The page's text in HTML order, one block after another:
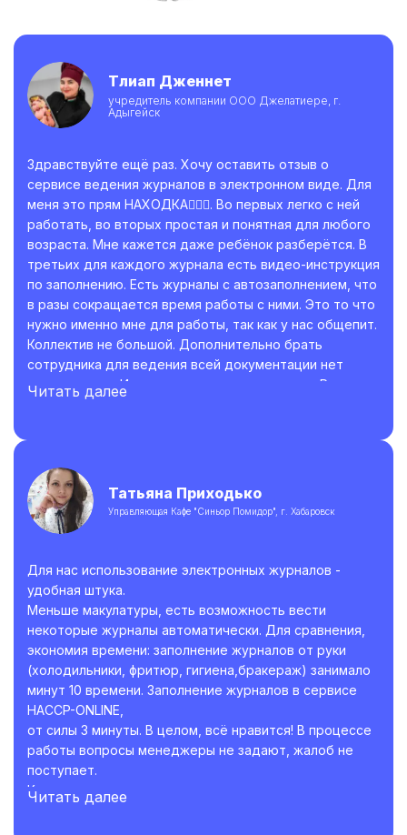
Тлиап Дженнет
учредитель компании ООО Джелатиере, г.
Адыгейск
Здравствуйте ещё раз. Хочу оставить отзыв о
сервисе ведения журналов в электронном виде. Для
меня это прям НАХОДКА👍🏼😊. Во первых легко с ней
работать, во вторых простая и понятная для любого
возраста. Мне кажется даже ребёнок разберётся. В
третьих для каждого журнала есть видео-инструкция
по заполнению. Есть журналы с автозаполнением, что
в разы сокращается время работы с ними. Это то что
нужно именно мне для работы, так как у нас общепит.
Коллектив не большой. Дополнительно брать
сотрудника для ведения всей документации нет
возможности. И это приходится делать мне. Раньше
сейчас я прям выдохнула. Огромное спасибо во
первых что когда-то наткнулась на страницу Ольги
которая помогла с разработкой программы ХАССП и
обучение по ней и даже после помогает отвечая на
разработчикам сервиса ведения электронных
журналов. С вами наша работа становится легче. Ещё
раз спасибо.
Читать далее
Татьяна Приходько
Управляющая Кафе "Синьор Помидор", г. Хабаровск
Для нас использование электронных журналов -
удобная штука.
Меньше макулатуры, есть возможность вести
некоторые журналы автоматически. Для сравнения,
экономия времени: заполнение журналов от руки
(холодильники, фритюр, гигиена,бракераж) занимало
минут 10 времени. Заполнение журналов в сервисе
HACCP-ONLINE,
от силы 3 минуты. В целом, всё нравится! В процессе
работы вопросы менеджеры не задают, жалоб не
поступает.
Коллегам рекомендую.
Читать далее